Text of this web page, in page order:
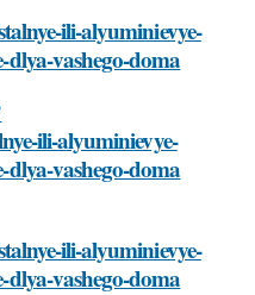
ili-alyuminievye-
vashego-doma
ili-alyuminievye-
vashego-doma
ili-alyuminievye-
vashego-doma